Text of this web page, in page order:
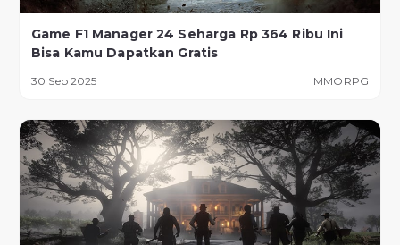
Game F1 Manager 24 Seharga Rp 364 Ribu Ini
Bisa Kamu Dapatkan Gratis
30 Sep 2025 MMORPG